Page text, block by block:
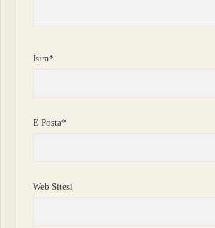
İsim*
E-Posta*
Web Sitesi